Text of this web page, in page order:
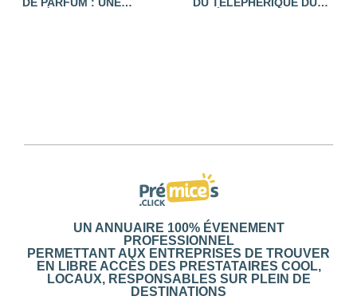
DU TÉLÉPHÉRIQUE DU
PRATIQUE DU GOLF
UN ANNUAIRE 100% ÉVENEMENT
PROFESSIONNEL
PERMETTANT AUX ENTREPRISES DE TROUVER
EN LIBRE ACCÈS DES PRESTATAIRES COOL,
LOCAUX, RESPONSABLES SUR PLEIN DE
DESTINATIONS